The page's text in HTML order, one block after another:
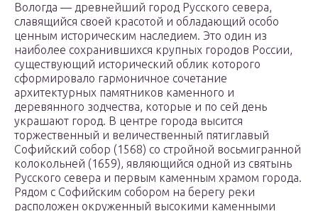
Вологда — древнейший город Русского севера,
славящийся своей красотой и обладающий особо
ценным историческим наследием. Это один из
наиболее сохранившихся крупных городов России,
существующий исторический облик которого
сформировало гармоничное сочетание
архитектурных памятников каменного и
деревянного зодчества, которые и по сей день
украшают город. В центре города высится
торжественный и величественный пятиглавый
Софийский собор (1568) со стройной восьмигранной
колокольней (1659), являющийся одной из святынь
Русского севера и первым каменным храмом города.
Рядом с Софийским собором на берегу реки
расположен окруженный высокими каменными